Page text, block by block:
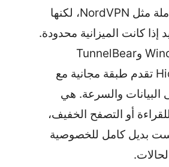
تجربة كاملة مثل NordVPN، لكنها
إذا كانت الميزانية محدودة.
Windscribe وTunnelBear
وHide.me تقدم طبقة مجانية مع
البيانات والسرعة. هي
أو التصفح الخفيف،
بديل كامل للخصوصية